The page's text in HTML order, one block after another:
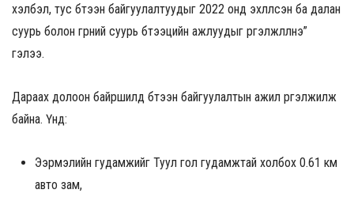
хэлбэл, тус бүтээн байгуулалтуудыг 2022 онд эхлүүлсэн ба далан
суурь болон гүүрний суурь бүтээцийн ажлуудыг үргэлжлүүлнэ”
гэлээ.
Дараах долоон байршилд бүтээн байгуулалтын ажил үргэлжилж
байна. Үүнд:
Ээрмэлийн гудамжийг Туул гол гудамжтай холбох 0.61 км
авто зам,